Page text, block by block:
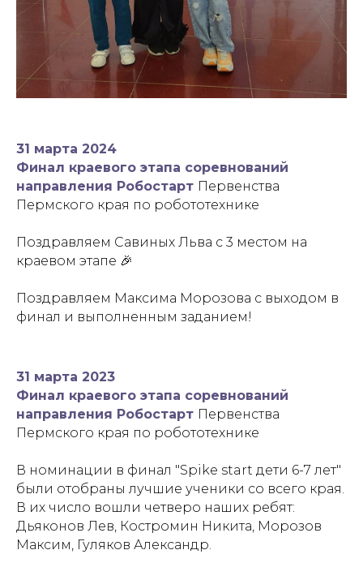
31 марта 2024
Финал краевого этапа соревнований
направления Робостарт Первенства
Пермского края по робототехнике
Поздравляем Савиных Льва с 3 местом на
краевом этапе 🎉
Поздравляем Максима Морозова с выходом в
финал и выполненным заданием!
31 марта 2023
Финал краевого этапа соревнований
направления Робостарт Первенства
Пермского края по робототехнике
В номинации в финал "Spike start дети 6-7 лет"
были отобраны лучшие ученики со всего края.
В их число вошли четверо наших ребят:
Дьяконов Лев, Костромин Никита, Морозов
Максим, Гуляков Александр.